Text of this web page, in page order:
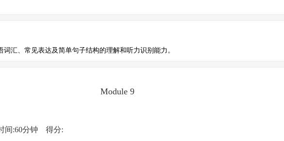
词汇、常见表达及简单句子结构的理解和听力识别能力。
Module 9
时间:60分钟 得分: